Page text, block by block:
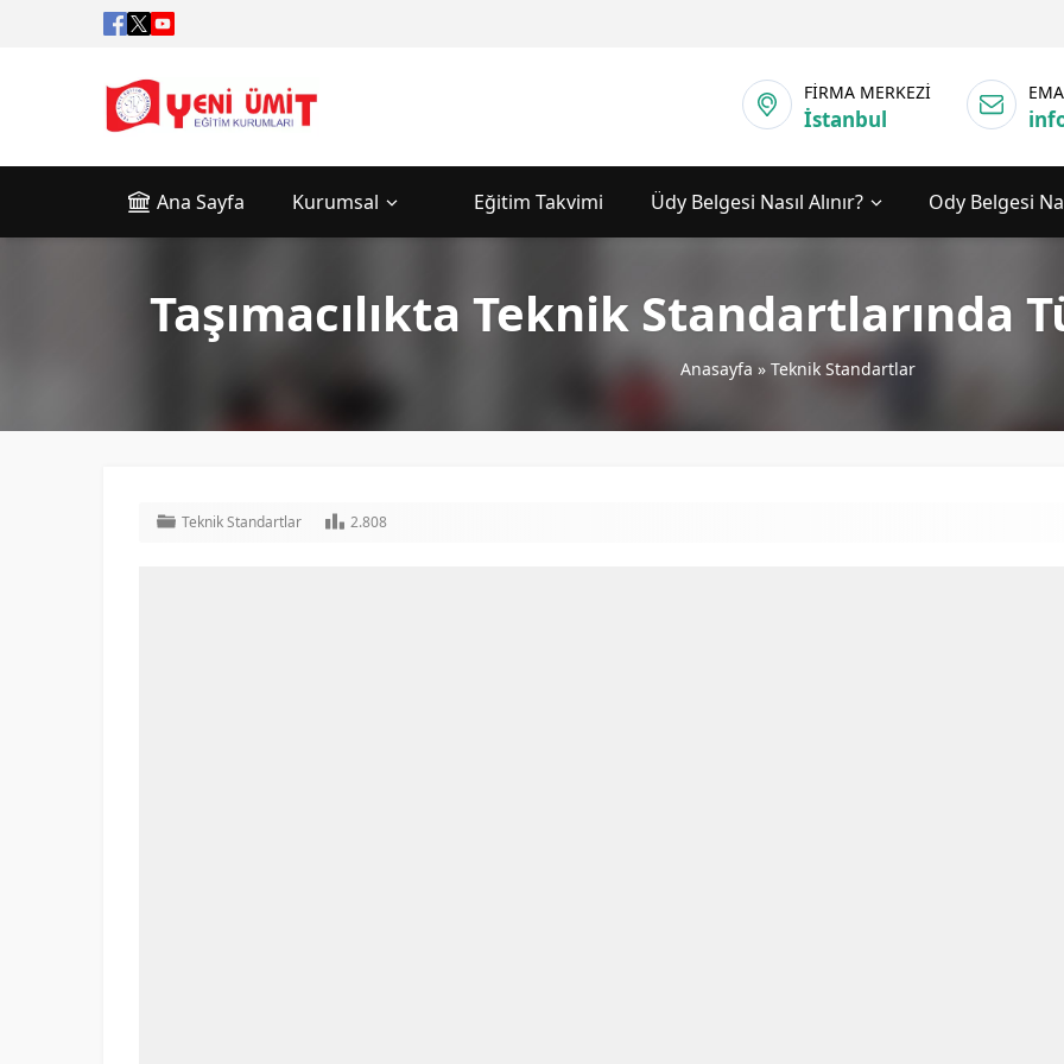
FİRMA MERKEZİ
İstanbul
Ana Sayfa Kurumsal Eğitim Takvimi Üdy Belgesi Nasıl Alınır? Ody Belgesi
Taşımacılıkta Teknik Standartlarında
Anasayfa » Teknik Standartlar
Teknik Standartlar 2.808